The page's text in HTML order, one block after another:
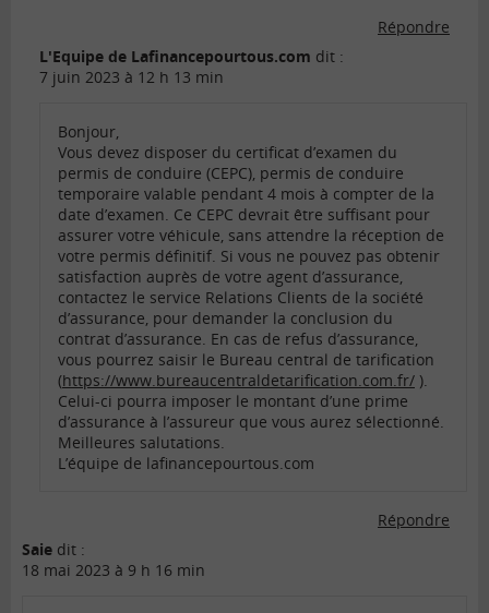
Répondre
L'Equipe de Lafinancepourtous.com dit :
7 juin 2023 à 12 h 13 min
Bonjour,
Vous devez disposer du certificat d’examen du
permis de conduire (CEPC), permis de conduire
temporaire valable pendant 4 mois à compter de la
date d’examen. Ce CEPC devrait être suffisant pour
assurer votre véhicule, sans attendre la réception de
votre permis définitif. Si vous ne pouvez pas obtenir
satisfaction auprès de votre agent d’assurance,
contactez le service Relations Clients de la société
d’assurance, pour demander la conclusion du
contrat d’assurance. En cas de refus d’assurance,
vous pourrez saisir le Bureau central de tarification
(https://www.bureaucentraldetarification.com.fr/ ).
Celui-ci pourra imposer le montant d’une prime
d’assurance à l’assureur que vous aurez sélectionné.
Meilleures salutations.
L’équipe de lafinancepourtous.com
Répondre
Saie dit :
18 mai 2023 à 9 h 16 min